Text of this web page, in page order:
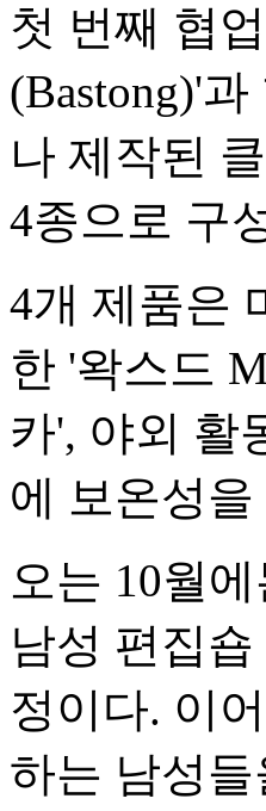
첫 번째 협
(Bastong)'
나 제작된
4종으로 구
4개 제품은
한 '왁스드
카', 야외 활
에 보온성
오는 10월
남성 편집
정이다. 이
하는 남성